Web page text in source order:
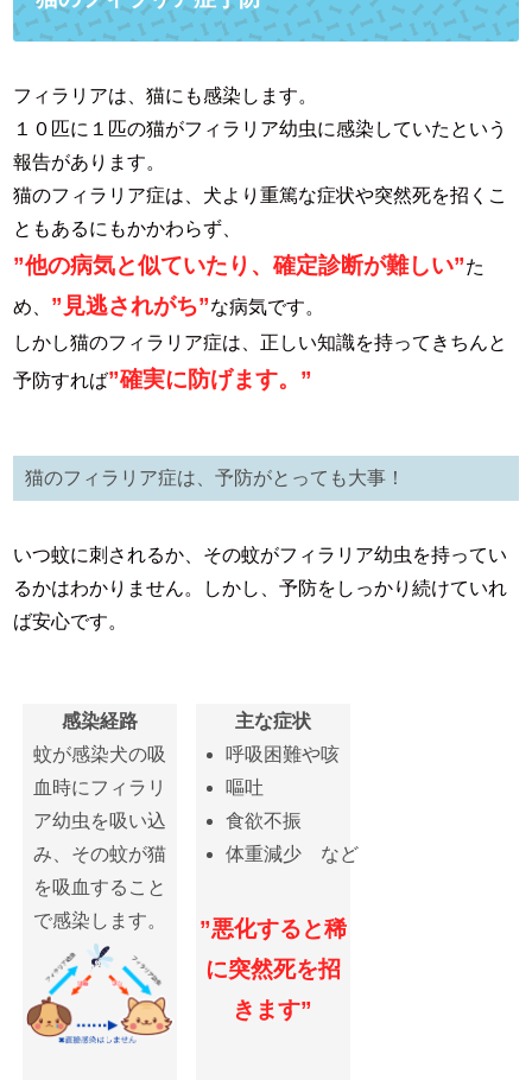
フィラリアは、猫にも感染します。
１０匹に１匹の猫がフィラリア幼虫に感染していたという
報告があります。
猫のフィラリア症は、犬より重篤な症状や突然死を招くこ
ともあるにもかかわらず、
”他の病気と似ていたり、確定診断が難しい”た
め、 ”見逃されがち”な病気です。
しかし猫のフィラリア症は、正しい知識を持ってきちんと
予防すれば”確実に防げます。”
猫のフィラリア症は、予防がとっても大事！
いつ蚊に刺されるか、その蚊がフィラリア幼虫を持ってい
るかはわかりません。しかし、予防をしっかり続けていれ
ば安心です。
感染経路
蚊が感染犬の吸
血時にフィラリ
ア幼虫を吸い込
み、その蚊が猫
を吸血すること
で感染します。
主な症状
呼吸困難や咳
嘔吐
食欲不振
体重減少 など
”悪化すると稀
に突然死を招
きます”